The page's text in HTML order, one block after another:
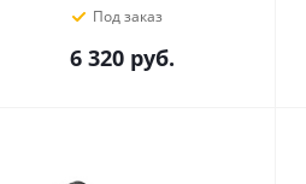
Под заказ
6 320 руб.